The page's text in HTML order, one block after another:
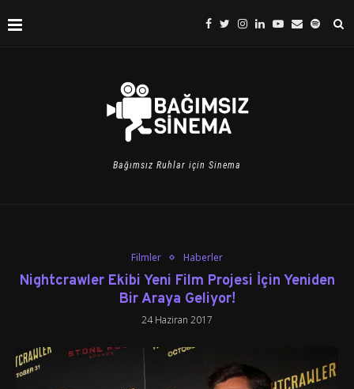
Bağımsız Ruhlar için Sinema
Filmler Haberler
Nightcrawler Ekibi Yeni Film Projesi İçin Yeniden
Bir Araya Geliyor!
24 Haziran 2017